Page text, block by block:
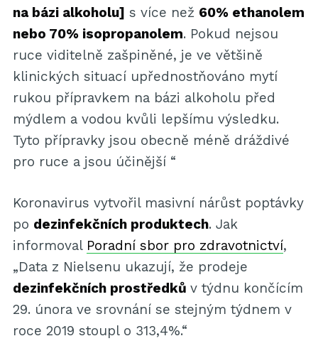
na bázi alkoholu] s více než 60% ethanolem
nebo 70% isopropanolem. Pokud nejsou
ruce viditelně zašpiněné, je ve většině
klinických situací upřednostňováno mytí
rukou přípravkem na bázi alkoholu před
mýdlem a vodou kvůli lepšímu výsledku.
Tyto přípravky jsou obecně méně dráždivé
pro ruce a jsou účinější “
Koronavirus vytvořil masivní nárůst poptávky
po dezinfekčních produktech. Jak
informoval Poradní sbor pro zdravotnictví,
„Data z Nielsenu ukazují, že prodeje
dezinfekčních prostředků v týdnu končícím
29. února ve srovnání se stejným týdnem v
roce 2019 stoupl o 313,4%.“